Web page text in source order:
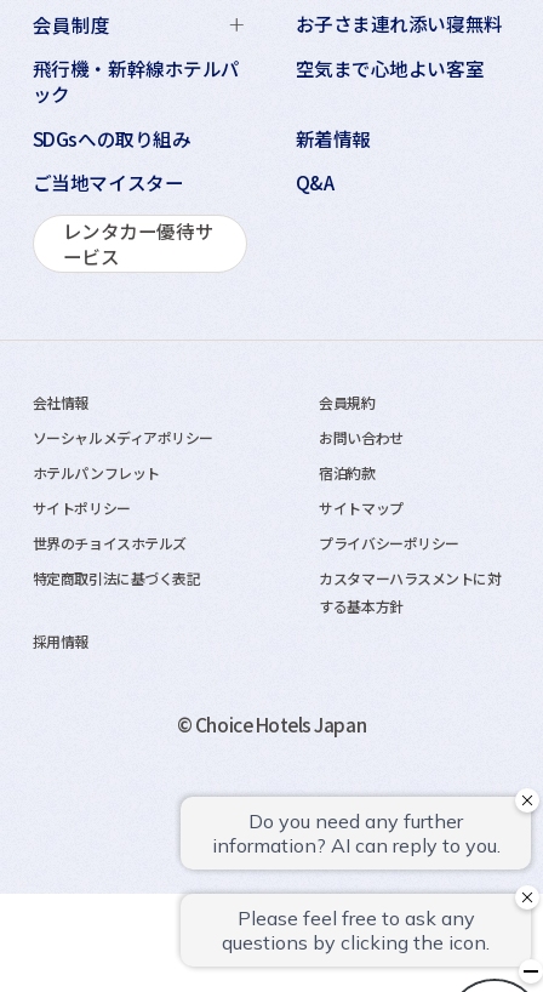
会員制度
お子さま連れ添い寝無料
飛行機・新幹線ホテルパ
ック
空気まで心地よい客室
SDGsへの取り組み
新着情報
ご当地マイスター
Q&A
レンタカー優待サ
ービス
会社情報
会員規約
ソーシャルメディアポリシー
お問い合わせ
ホテルパンフレット
宿泊約款
サイトポリシー
サイトマップ
世界のチョイスホテルズ
プライバシーポリシー
特定商取引法に基づく表記
カスタマーハラスメントに対
する基本方針
採用情報
© Choice Hotels Japan